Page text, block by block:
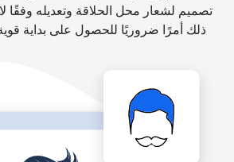
تصميم لشعار محل الحلاقة وتعديله وفقًا
ذلك أمرًا ضروريًا للحصول على بداية